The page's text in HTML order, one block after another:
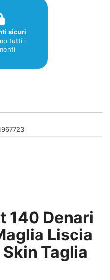
sicuri
tutti i
140 Denari
Liscia
Taglia